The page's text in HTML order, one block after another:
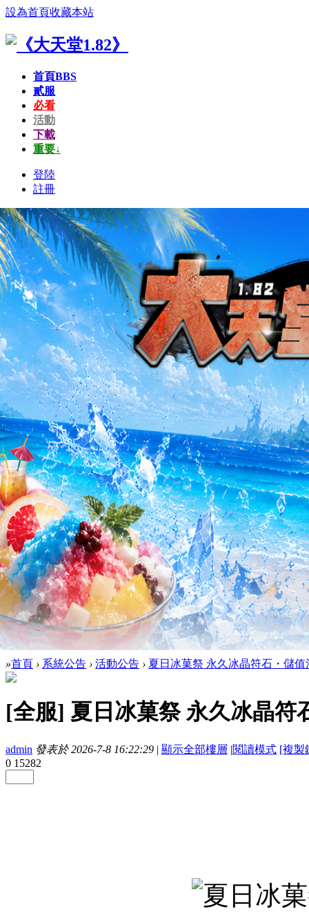
設為首頁收藏本站
首頁BBS
貳服
必看
活動
下載
重要↓
登陸
註冊
»首頁 › 系統公告 › 活動公告 › 夏日冰菓祭 永久冰晶符石・儲值
[全服] 夏日冰菓祭 永久冰晶符
admin 發表於 2026-7-8 16:22:29 | 顯示全部樓層 |閱讀模式 [複製
0 15282